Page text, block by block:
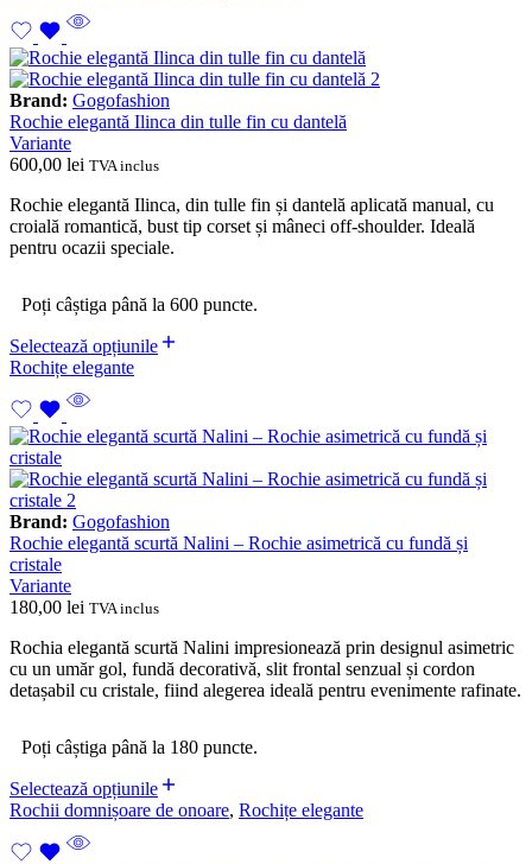
Brand: Gogofashion
Rochie elegantă Ilinca din tulle fin cu dantelă
Variante
600,00 lei TVA inclus
Rochie elegantă Ilinca, din tulle fin și dantelă aplicată manual, cu
croială romantică, bust tip corset și mâneci off-shoulder. Ideală
pentru ocazii speciale.
Poți câștiga până la 600 puncte.
Selectează opțiunile
Rochițe elegante
Brand: Gogofashion
Rochie elegantă scurtă Nalini – Rochie asimetrică cu fundă și
cristale
Variante
180,00 lei TVA inclus
Rochia elegantă scurtă Nalini impresionează prin designul asimetric
cu un umăr gol, fundă decorativă, slit frontal senzual și cordon
detașabil cu cristale, fiind alegerea ideală pentru evenimente rafinate.
Poți câștiga până la 180 puncte.
Selectează opțiunile
Rochii domnișoare de onoare, Rochițe elegante